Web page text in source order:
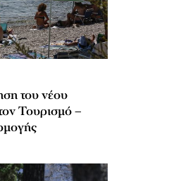
του νέου
Τουρισμό –